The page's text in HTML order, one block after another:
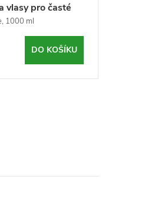
vlasy pro časté
use -
1000 ml
DO KOŠÍKU